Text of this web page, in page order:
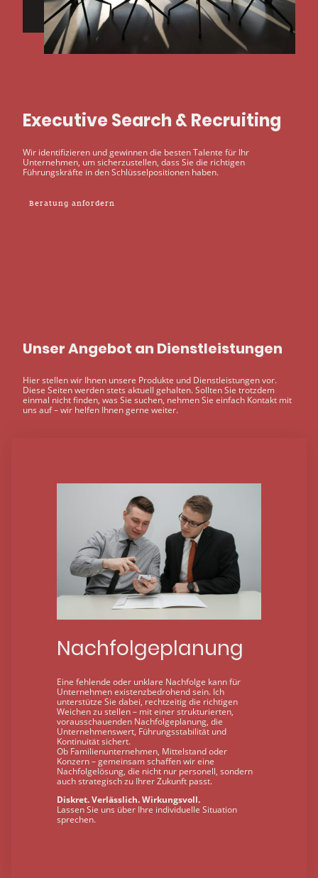
Executive Search & Recruiting
Wir identifizieren und gewinnen die besten Talente für Ihr
Unternehmen, um sicherzustellen, dass Sie die richtigen
Führungskräfte in den Schlüsselpositionen haben.
Beratung anfordern
Unser Angebot an Dienstleistungen
Hier stellen wir Ihnen unsere Produkte und Dienstleistungen vor.
Diese Seiten werden stets aktuell gehalten. Sollten Sie trotzdem
einmal nicht finden, was Sie suchen, nehmen Sie einfach Kontakt mit
uns auf – wir helfen Ihnen gerne weiter.
Nachfolgeplanung
Eine fehlende oder unklare Nachfolge kann für
Unternehmen existenzbedrohend sein. Ich
unterstütze Sie dabei, rechtzeitig die richtigen
Weichen zu stellen – mit einer strukturierten,
vorausschauenden Nachfolgeplanung, die
Unternehmenswert, Führungsstabilität und
Kontinuität sichert.
Ob Familienunternehmen, Mittelstand oder
Konzern – gemeinsam schaffen wir eine
Nachfolgelösung, die nicht nur personell, sondern
auch strategisch zu Ihrer Zukunft passt.
Diskret. Verlässlich. Wirkungsvoll.
Lassen Sie uns über Ihre individuelle Situation
sprechen.